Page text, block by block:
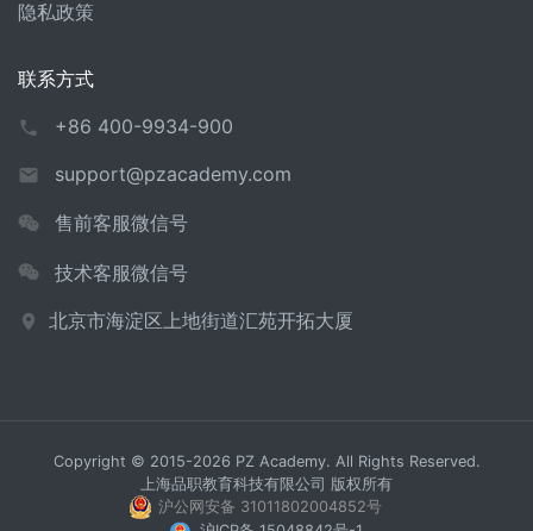
隐私政策
联系方式
+86 400-9934-900
support@pzacademy.com
售前客服微信号
技术客服微信号
北京市海淀区上地街道汇苑开拓大厦
沪公网安备 31011802004852号
Copyright © 2015-2026 PZ Academy. All Rights Reserved.
上海品职教育科技有限公司 版权所有